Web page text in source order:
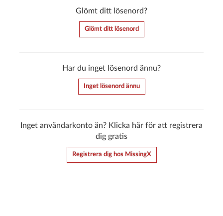
Glömt ditt lösenord?
Glömt ditt lösenord
Har du inget lösenord ännu?
Inget lösenord ännu
Inget användarkonto än? Klicka här för att registrera
dig gratis
Registrera dig hos MissingX